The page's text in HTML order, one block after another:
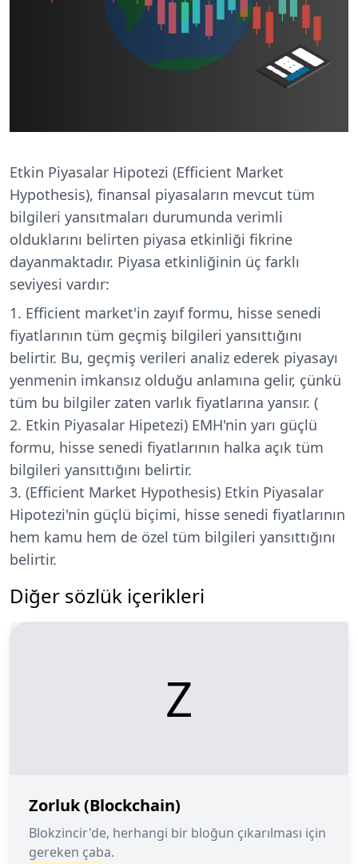
Etkin Piyasalar Hipotezi (Efficient Market
Hypothesis), finansal piyasaların mevcut tüm
bilgileri yansıtmaları durumunda verimli
olduklarını belirten piyasa etkinliği fikrine
dayanmaktadır. Piyasa etkinliğinin üç farklı
seviyesi vardır:
Efficient market'in zayıf formu, hisse senedi
fiyatlarının tüm geçmiş bilgileri yansıttığını
belirtir. Bu, geçmiş verileri analiz ederek piyasayı
yenmenin imkansız olduğu anlamına gelir, çünkü
tüm bu bilgiler zaten varlık fiyatlarına yansır. (
Etkin Piyasalar Hipetezi) EMH'nin yarı güçlü
formu, hisse senedi fiyatlarının halka açık tüm
bilgileri yansıttığını belirtir.
(Efficient Market Hypothesis) Etkin Piyasalar
Hipotezi'nin güçlü biçimi, hisse senedi fiyatlarının
hem kamu hem de özel tüm bilgileri yansıttığını
belirtir.
Diğer sözlük içerikleri
Z
Zorluk (Blockchain)
Blokzincir'de, herhangi bir bloğun çıkarılması için
gereken çaba.